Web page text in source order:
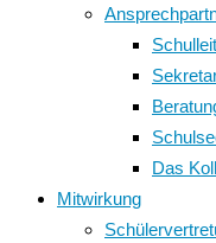
Das
Mitwirkung